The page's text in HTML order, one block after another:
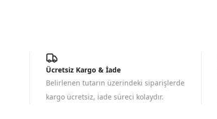
Ücretsiz Kargo & İade
Belirlenen tutarın üzerindeki siparişlerde
kargo ücretsiz, iade süreci kolaydır.